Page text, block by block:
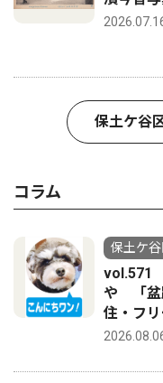
保土ケ谷
コラム
保土ケ
vol.571
や 「盆
住・フリ